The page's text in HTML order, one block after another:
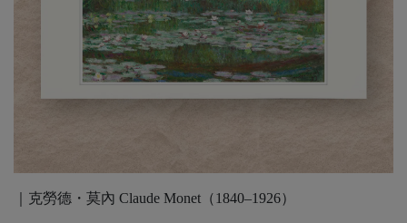
｜克勞德・莫內 Claude Monet（1840–1926）